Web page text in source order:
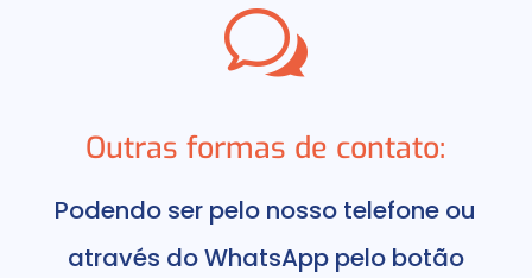
w
Outras formas de contato:
Podendo ser pelo nosso telefone ou
através do WhatsApp pelo botão